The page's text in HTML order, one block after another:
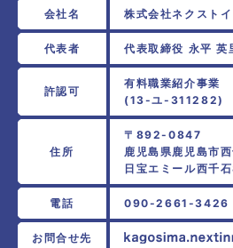
会社名 株式会社ネクスト
代表者 代表取締役 永平 英
許認可
有料職業紹介事業
(13-ユ-311282)
住所
〒892-0847
鹿児島県鹿児島市
日宝エミール西千
電話 090-2661-3426
お問合せ先